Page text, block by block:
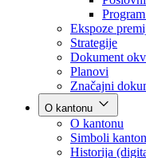
Vlada
Poslovnik
Ekspoze
Strategije
Dokument
Planovi
Značajni
O kantonu